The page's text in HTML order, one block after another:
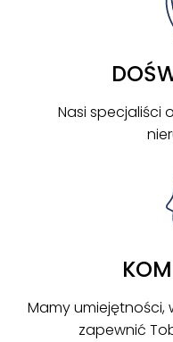
Nasi specjaliści
Mamy
zapewnić